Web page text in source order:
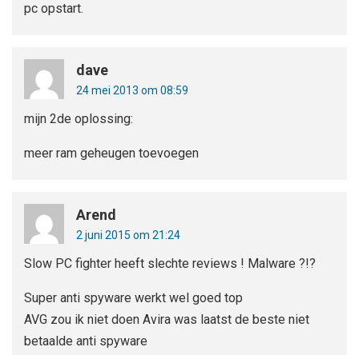
pc opstart.
dave
24 mei 2013 om 08:59
mijn 2de oplossing:
meer ram geheugen toevoegen
Arend
2 juni 2015 om 21:24
Slow PC fighter heeft slechte reviews ! Malware ?!?
Super anti spyware werkt wel goed top
AVG zou ik niet doen Avira was laatst de beste niet
betaalde anti spyware